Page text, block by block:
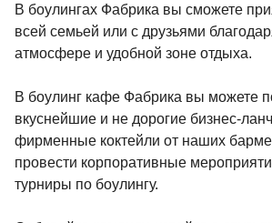
В боулингах Фабрика вы сможете
всей семьей или с друзьями
атмосфере и удобной зоне отдыха.
В боулинг кафе Фабрика вы можете
вкуснейшие и не дорогие бизнес-
фирменные коктейли от наших
провести корпоративные
турниры по боулингу.